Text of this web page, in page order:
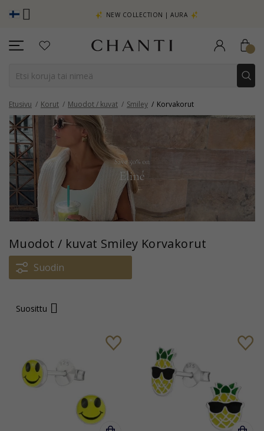
LISÄÄ -
NEW COLLECTION | AURA
Etusivu Korut Muodot / kuvat Smiley Korvakorut
Muodot / kuvat Smiley Korvakorut
Suodin
Suosittu